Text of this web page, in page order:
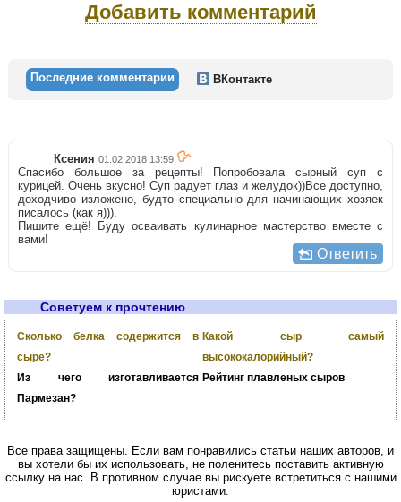
Добавить комментарий
Последние комментарии ВКонтакте
Ксения 01.02.2018 13:59
Спасибо большое за рецепты! Попробовала сырный суп с
курицей. Очень вкусно! Суп радует глаз и желудок))Все доступно,
доходчиво изложено, будто специально для начинающих хозяек
писалось (как я))).
Пишите ещё! Буду осваивать кулинарное мастерство вместе с
вами!
Ответить
Советуем к прочтению
Сколько белка содержится в
сыре?
Из чего изготавливается
Пармезан?
Какой сыр самый
высококалорийный?
Рейтинг плавленых сыров
Все права защищены. Если вам понравились статьи наших авторов, и
вы хотели бы их использовать, не поленитесь поставить активную
ссылку на нас. В противном случае вы рискуете встретиться с нашими
юристами.